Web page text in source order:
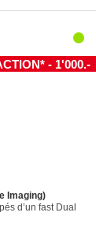
- 1'000.-
Imaging)
d’un fast Dual
des